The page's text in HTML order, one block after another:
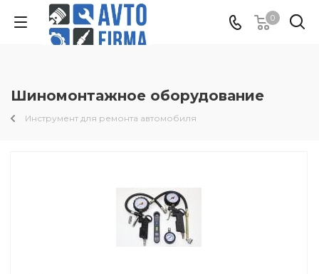
0
Шиномонтажное оборудование
Инструмент для ремонта автомобиля